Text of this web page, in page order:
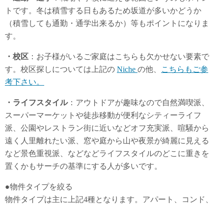
トです。冬は積雪する日もあるため坂道が多いかどうか
（積雪しても通勤・通学出来るか）等もポイントになりま
す。
・校区 ：お子様がいるご家庭はこちらも欠かせない要素で
す。校区探しについては上記の Niche の他、
こちらもご参
考下さい。
・ライフスタイル：アウトドアが趣味なので自然満喫派、
スーパーマーケットや徒歩移動が便利なシティーライフ
派、公園やレストラン街に近いなどオフ充実派、喧騒から
遠く人里離れたい派、窓や庭から山や夜景が綺麗に見える
など景色重視派、などなどライフスタイルのどこに重きを
置くかもサーチの基準にする人が多いです。
●物件タイプを絞る
物件タイプは主に上記4種となります。アパート、コンド、